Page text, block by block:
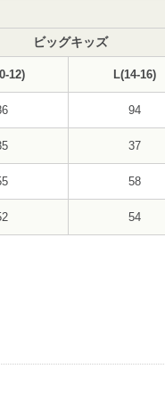
ビッグキッズ
12) L(14-16)
94
37
58
54